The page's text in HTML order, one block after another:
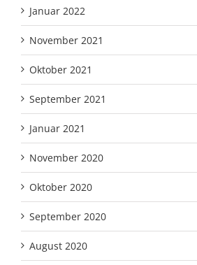
Januar 2022
November 2021
Oktober 2021
September 2021
Januar 2021
November 2020
Oktober 2020
September 2020
August 2020